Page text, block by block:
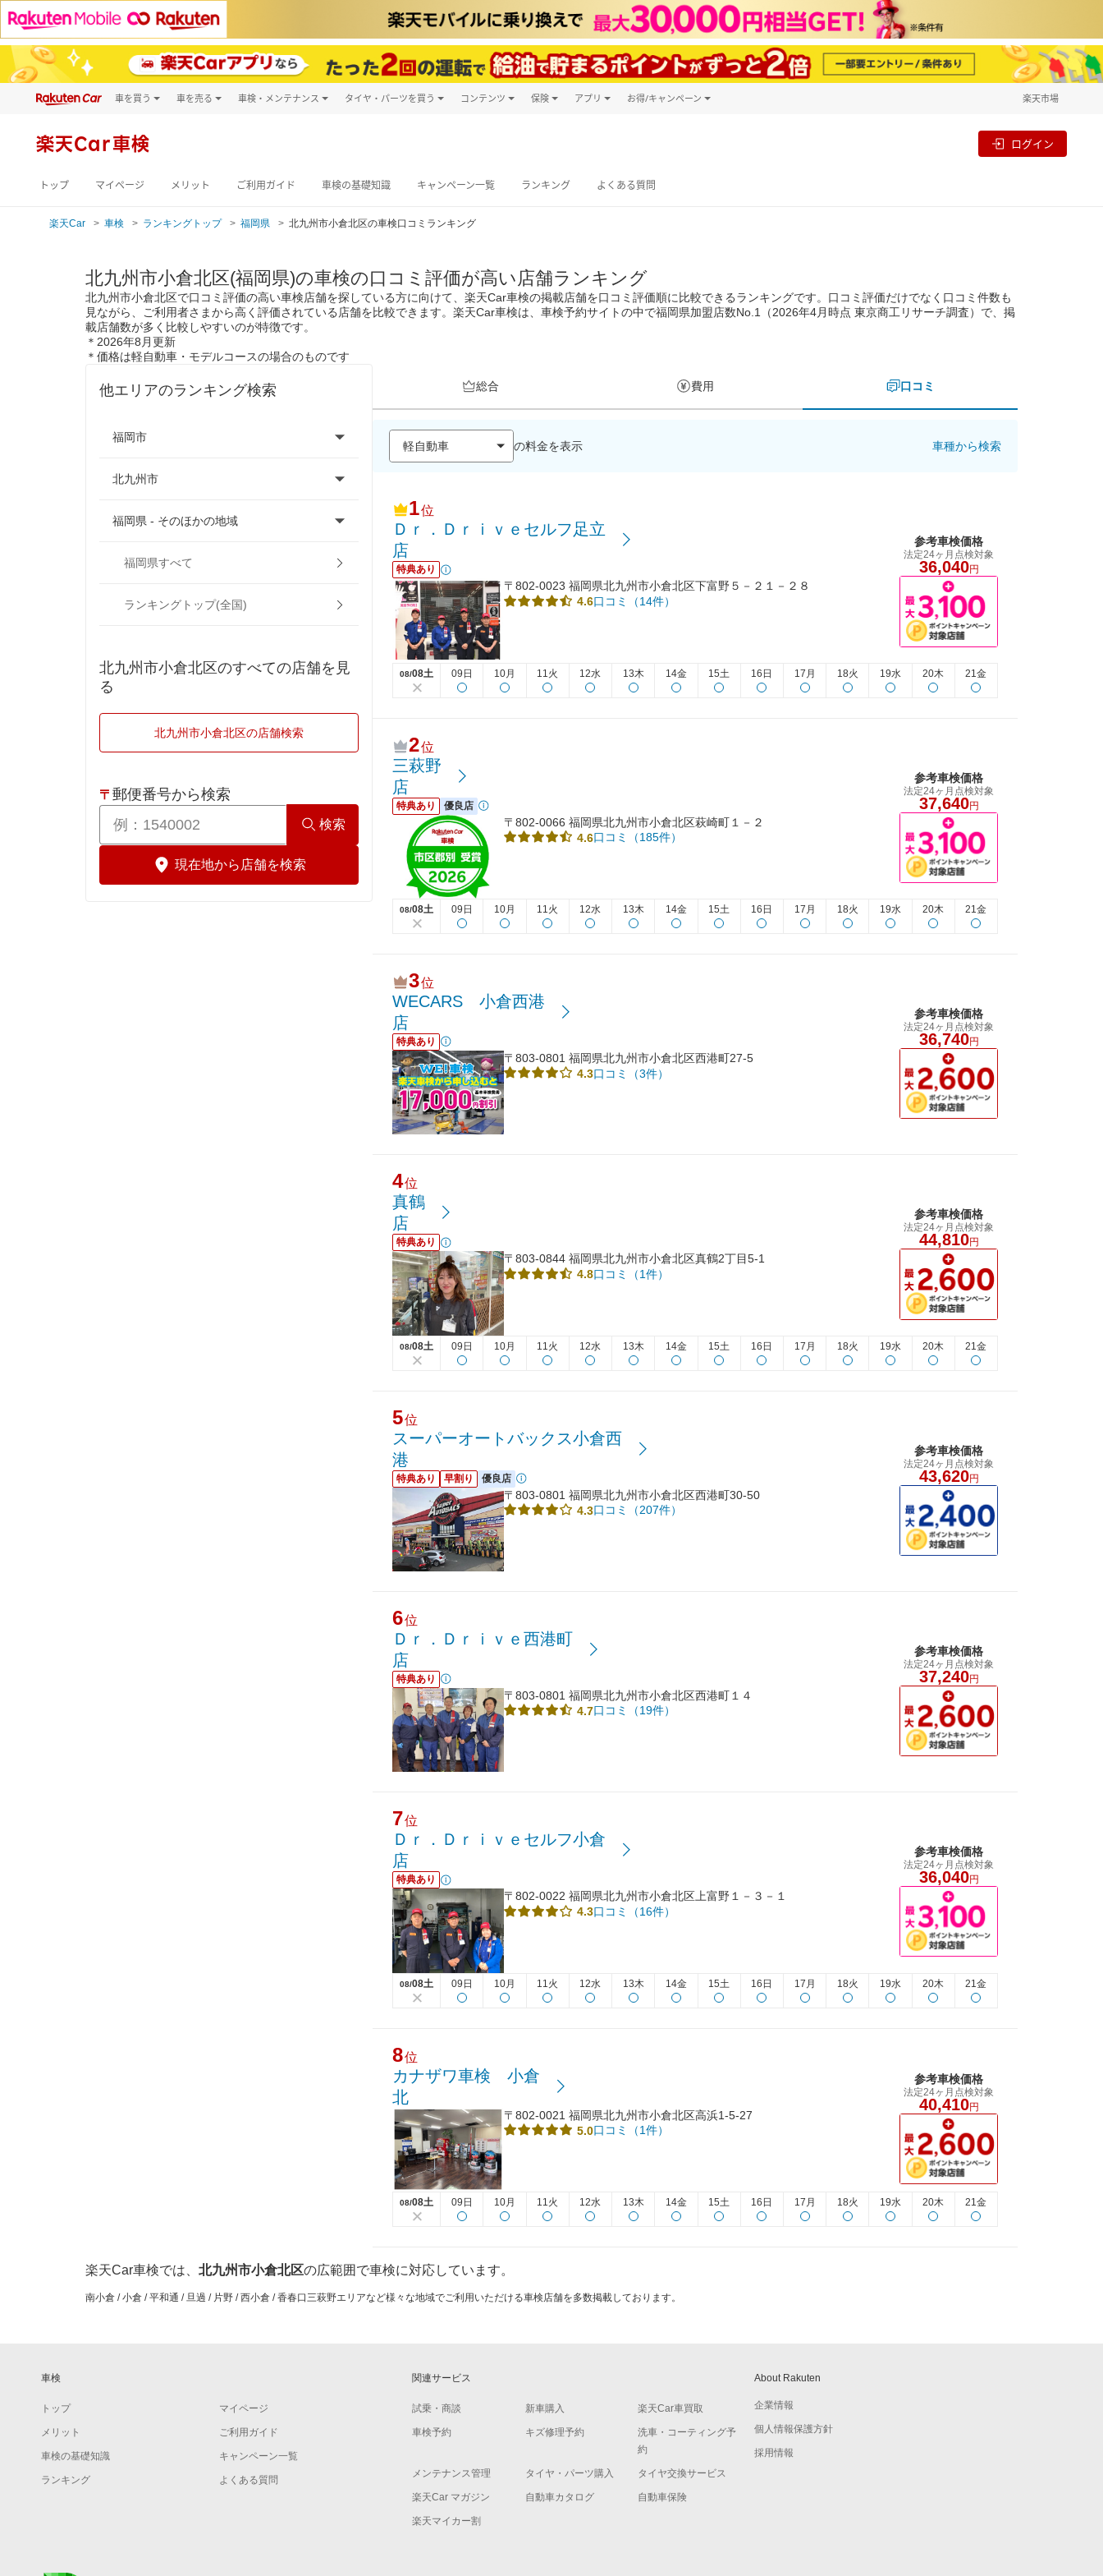
車を買う
新車
車を売る 車検・メンテナンス タイヤ・パーツを買う コンテンツ 保険 アプリ お得/キャンペーン 楽天市場
楽天Car車検 ログイン
トップ マイページ メリット ご利用ガイド 車検の基礎知識 キャンペーン一覧 ランキング よくある質問
楽天Car 車検 ランキングトップ 福岡県 北九州市小倉北区の車検口コミランキング
北九州市小倉北区(福岡県)の車検の口コミ評価が高い店舗ランキング
北九州市小倉北区で口コミ評価の高い車検店舗を探している方に向けて、楽天Car車検の掲載店舗を口コミ評価順に比較できるランキングです。口コミ評価だけでなく口コミ件数も
見ながら、ご利用者さまから高く評価されている店舗を比較できます。楽天Car車検は、車検予約サイトの中で福岡県加盟店数No.1（2026年4月時点 東京商工リサーチ調査）で、掲
載店舗数が多く比較しやすいのが特徴です。
＊2026年8月更新
＊価格は軽自動車・モデルコースの場合のものです
他エリアのランキング検索
福岡市
福岡市早良区
福岡市城南区
福岡市中央区
福岡市西区
福岡市南区
北九州市
北九州市小倉南区
北九州市戸畑区
北九州市門司区
北九州市
福岡県 - そのほかの地域
朝倉市
飯塚市
大牟田市
春日市
福岡県すべて
ランキングトップ(全国)
北九州市小倉北区のすべての店舗を見
る
北九州市小倉北区の店舗検索
〒 郵便番号から検索
検索
現在地から店舗を検索
総合 費用 口コミ
の料金を表示 車種から検索
1位
Ｄｒ．Ｄｒｉｖｅセルフ足立
店
特典あり
〒802-0023 福岡県北九州市小倉北区下富野５－２１－２８
4.6口コミ（14件）
参考車検価格
法定24ヶ月点検対象
36,040円
08/08土 09日 10月 11火 12水 13木 14金 15土 16日 17月 18火 19水 20木 21金
2位
三萩野
店
特典あり 優良店
〒802-0066 福岡県北九州市小倉北区萩崎町１－２
4.6口コミ（185件）
参考車検価格
法定24ヶ月点検対象
37,640円
08/08土 09日 10月 11火 12水 13木 14金 15土 16日 17月 18火 19水 20木 21金
3位
WECARS 小倉西港
店
特典あり
〒803-0801 福岡県北九州市小倉北区西港町27-5
4.3口コミ（3件）
参考車検価格
法定24ヶ月点検対象
36,740円
4位
真鶴
店
特典あり
〒803-0844 福岡県北九州市小倉北区真鶴2丁目5-1
4.8口コミ（1件）
参考車検価格
法定24ヶ月点検対象
44,810円
08/08土 09日 10月 11火 12水 13木 14金 15土 16日 17月 18火 19水 20木 21金
5位
スーパーオートバックス小倉西
港
特典あり 早割り 優良店
〒803-0801 福岡県北九州市小倉北区西港町30-50
4.3口コミ（207件）
参考車検価格
法定24ヶ月点検対象
43,620円
6位
Ｄｒ．Ｄｒｉｖｅ西港町
店
特典あり
〒803-0801 福岡県北九州市小倉北区西港町１４
4.7口コミ（19件）
参考車検価格
法定24ヶ月点検対象
37,240円
7位
Ｄｒ．Ｄｒｉｖｅセルフ小倉
店
特典あり
〒802-0022 福岡県北九州市小倉北区上富野１－３－１
4.3口コミ（16件）
参考車検価格
法定24ヶ月点検対象
36,040円
08/08土 09日 10月 11火 12水 13木 14金 15土 16日 17月 18火 19水 20木 21金
8位
カナザワ車検 小倉
北
〒802-0021 福岡県北九州市小倉北区高浜1-5-27
5.0口コミ（1件）
参考車検価格
法定24ヶ月点検対象
40,410円
08/08土 09日 10月 11火 12水 13木 14金 15土 16日 17月 18火 19水 20木 21金
楽天Car車検では、 北九州市小倉北区の広範囲で車検に対応しています。
南小倉 / 小倉 / 平和通 / 旦過 / 片野 / 西小倉 / 香春口三萩野エリアなど様々な地域でご利用いただける車検店舗を多数掲載しております。
車検
トップ マイページ
メリット ご利用ガイド
車検の基礎知識 キャンペーン一覧
ランキング よくある質問
関連サービス
試乗・商談 新車購入 楽天Car車買取
車検予約 キズ修理予約
洗車・コーティング予
約
メンテナンス管理 タイヤ・パーツ購入 タイヤ交換サービス
楽天Car マガジン 自動車カタログ 自動車保険
楽天マイカー割
About Rakuten
企業情報
個人情報保護方針
採用情報